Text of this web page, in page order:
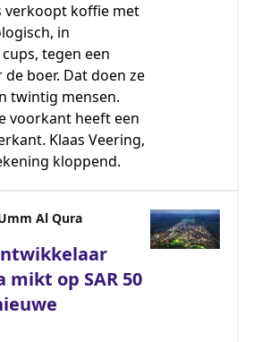
verkoopt koffie met
in
tegen een
boer. Dat doen ze
twintig mensen.
voorkant heeft een
Klaas Veering,
kloppend.
mikt op SAR 50
Al Qura